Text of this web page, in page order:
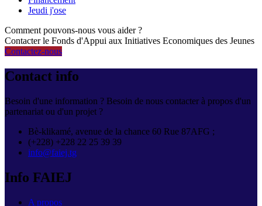
Jeudi j'ose
Comment pouvons-nous vous aider ?
Contacter le Fonds d'Appui aux Initiatives Economiques des Jeunes
Contactez-nous
Contact info
Besoin d'une information ? Besoin de nous contacter à propos d'un
partenariat ou d'un projet ?
Bè-klikamé, avenue de la chance 60 Rue 87AFG ;
(+228) +228 22 25 39 39
info@faiej.tg
Info FAIEJ
A propos